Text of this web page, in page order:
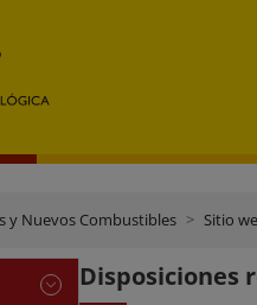
y Nuevos Combustibles Sitio
Disposiciones